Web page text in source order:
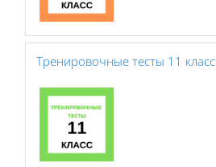
Тренировочные тесты 11 класс